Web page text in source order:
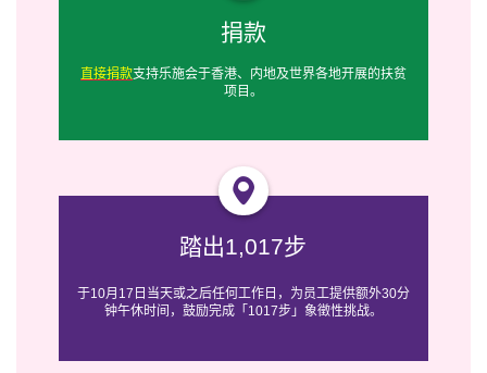
捐款
直接捐款支持乐施会于香港、内地及世界各地开展的扶贫
项目。
踏出1,017步
于10月17日当天或之后任何工作日，为员工提供额外30分
钟午休时间，鼓励完成「1017步」象徵性挑战。